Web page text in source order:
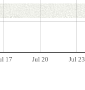
17 Jul 20 Jul 23